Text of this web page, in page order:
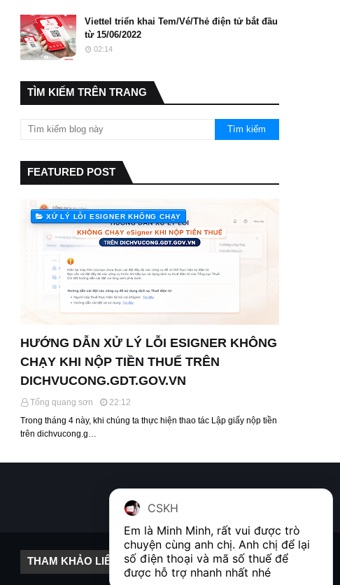
Viettel triển khai Tem/Vé/Thẻ điện tử bắt đầu
từ 15/06/2022
02:14
TÌM KIẾM TRÊN TRANG
FEATURED POST
XỬ LÝ LỖI ESIGNER KHÔNG CHẠY
HƯỚNG DẪN XỬ LÝ LỖI ESIGNER KHÔNG
CHẠY KHI NỘP TIỀN THUẾ TRÊN
DICHVUCONG.GDT.GOV.VN
Tống quang sơn
22:12
Trong tháng 4 này, khi chúng ta thực hiện thao tác Lập giấy nộp tiền
trên dichvucong.g…
THAM KHẢO LIÊN KẾT
CSKH
Em là Minh Minh, rất vui được trò
chuyện cùng anh chị. Anh chị để lại
số điện thoại và mã số thuế để
được hỗ trợ nhanh nhất nhé